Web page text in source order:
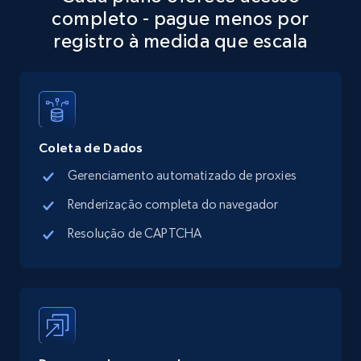
more.
Place id, URL, Country, Name, Category,
Address, Description, Business details, and
Google Maps full information - Collect
completo - pague menos por
registro à medida que escala
Coleta de Dados
Gerenciamento automatizado de proxies
Renderização completa do navegador
Resolução de CAPTCHA